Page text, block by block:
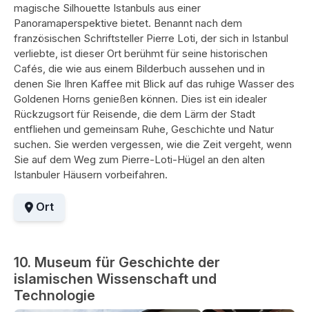
magische Silhouette Istanbuls aus einer
Panoramaperspektive bietet. Benannt nach dem
französischen Schriftsteller Pierre Loti, der sich in Istanbul
verliebte, ist dieser Ort berühmt für seine historischen
Cafés, die wie aus einem Bilderbuch aussehen und in
denen Sie Ihren Kaffee mit Blick auf das ruhige Wasser des
Goldenen Horns genießen können. Dies ist ein idealer
Rückzugsort für Reisende, die dem Lärm der Stadt
entfliehen und gemeinsam Ruhe, Geschichte und Natur
suchen. Sie werden vergessen, wie die Zeit vergeht, wenn
Sie auf dem Weg zum Pierre-Loti-Hügel an den alten
Istanbuler Häusern vorbeifahren.
Ort
10. Museum für Geschichte der
islamischen Wissenschaft und
Technologie